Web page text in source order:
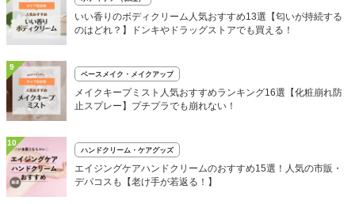
いい香りのボディクリーム人気おすすめ13選【匂いが持続する
のはどれ？】ドンキやドラッグストアでも買える！
9
ベースメイク・メイクアップ
メイクキープミスト人気おすすめランキング16選【化粧崩れ防
止スプレー】プチプラでも崩れない！
10
ハンドクリーム・ケアグッズ
エイジングケアハンドクリームのおすすめ15選！人気の市販・
デパコスも【老け手が若返る！】